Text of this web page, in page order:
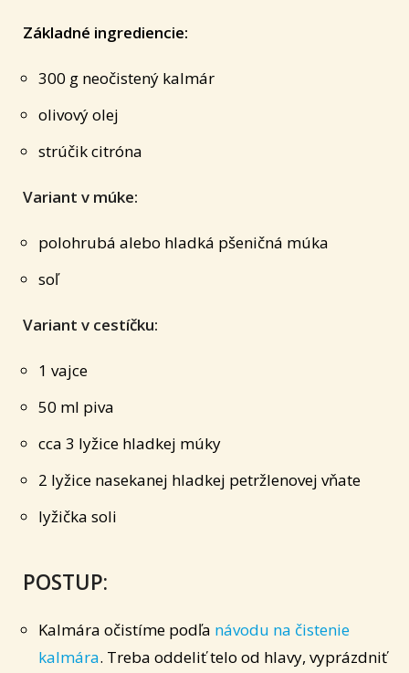
Základné ingrediencie:
300 g neočistený kalmár
olivový olej
strúčik citróna
Variant v múke:
polohrubá alebo hladká pšeničná múka
soľ
Variant v cestíčku:
1 vajce
50 ml piva
cca 3 lyžice hladkej múky
2 lyžice nasekanej hladkej petržlenovej vňate
lyžička soli
POSTUP:
Kalmára očistíme podľa návodu na čistenie
kalmára. Treba oddeliť telo od hlavy, vyprázdniť